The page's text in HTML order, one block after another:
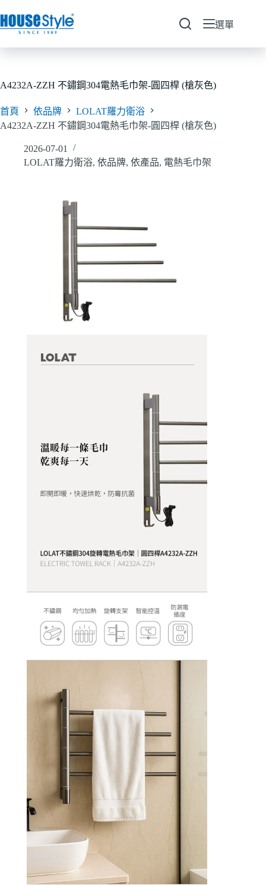
至
要
選單
A4232A-ZZH 不鏽鋼304電熱毛巾架-圓四桿 (槍灰色)
首頁 依品牌
LOLAT羅力衛浴
A4232A-ZZH 不鏽鋼304電熱毛巾架-圓四桿 (槍灰色)
2026-07-01
LOLAT羅力衛浴, 依品牌, 依產品, 電熱毛巾架